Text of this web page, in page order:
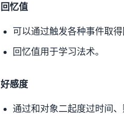
回忆值
可以通过触发各种事件取
回忆值用于学习法术。
好感度
通过和对象二起度过时间、